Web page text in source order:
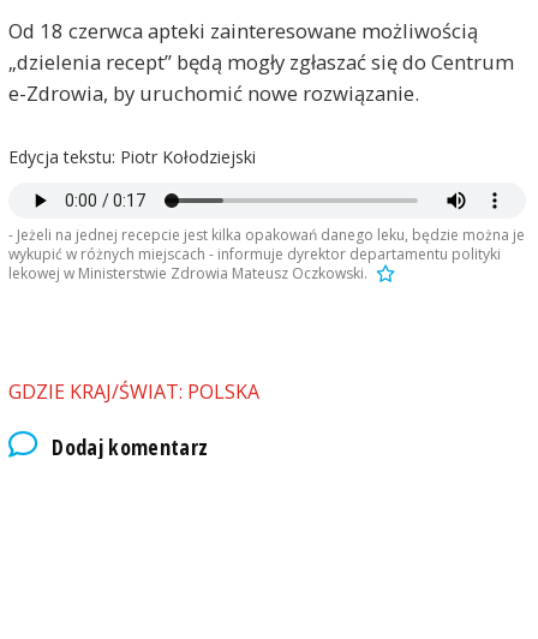
Od 18 czerwca apteki zainteresowane możliwością
„dzielenia recept” będą mogły zgłaszać się do Centrum
e-Zdrowia, by uruchomić nowe rozwiązanie.
Edycja tekstu: Piotr Kołodziejski
- Jeżeli na jednej recepcie jest kilka opakowań danego leku, będzie można je
wykupić w różnych miejscach - informuje dyrektor departamentu polityki
lekowej w Ministerstwie Zdrowia Mateusz Oczkowski.
GDZIE KRAJ/ŚWIAT: POLSKA
Dodaj komentarz